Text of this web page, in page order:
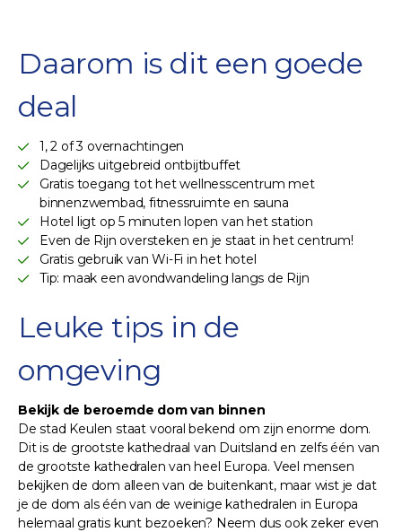
Daarom is dit een goede
deal
1, 2 of 3 overnachtingen
Dagelijks uitgebreid ontbijtbuffet
Gratis toegang tot het wellnesscentrum met
binnenzwembad, fitnessruimte en sauna
Hotel ligt op 5 minuten lopen van het station
Even de Rijn oversteken en je staat in het centrum!
Gratis gebruik van Wi-Fi in het hotel
Tip: maak een avondwandeling langs de Rijn
Leuke tips in de
omgeving
Bekijk de beroemde dom van binnen
De stad Keulen staat vooral bekend om zijn enorme dom.
Dit is de grootste kathedraal van Duitsland en zelfs één van
de grootste kathedralen van heel Europa. Veel mensen
bekijken de dom alleen van de buitenkant, maar wist je dat
je de dom als één van de weinige kathedralen in Europa
helemaal gratis kunt bezoeken? Neem dus ook zeker even